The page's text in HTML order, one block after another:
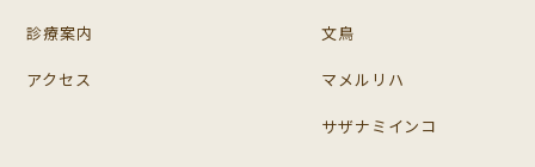
診療案内
アクセス
文鳥
マメルリハ
サザナミインコ